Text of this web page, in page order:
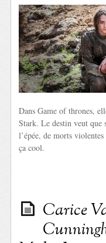
Dans Game of thrones,
Stark. Le destin veut que
l’épée, de morts
ça cool.
Carice